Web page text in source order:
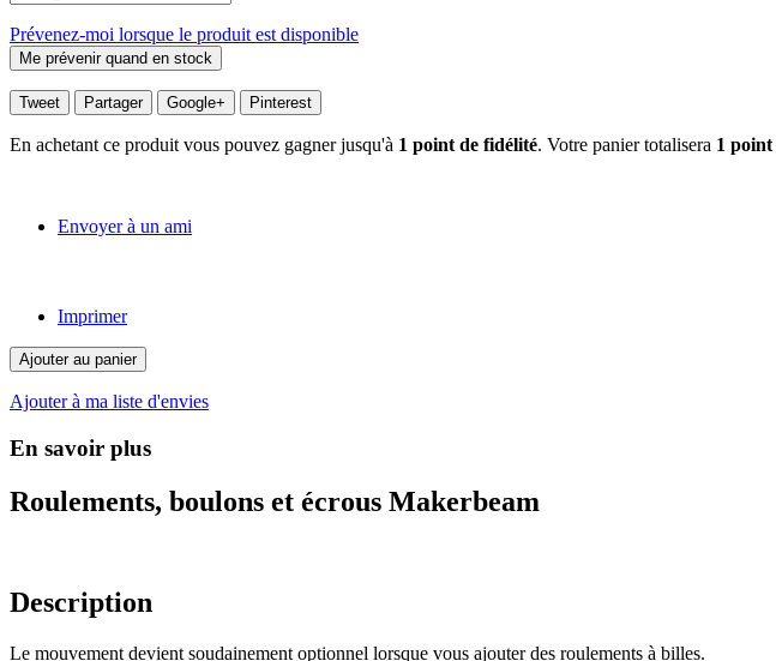
Prévenez-moi lorsque le produit est disponible
Tweet Partager Google+ Pinterest
En achetant ce produit vous pouvez gagner jusqu'à 1 point de fidélité. Votre panier totalisera 1 point
Envoyer à un ami
Imprimer
Ajouter au panier
Ajouter à ma liste d'envies
En savoir plus
Roulements, boulons et écrous Makerbeam
Description
Le mouvement devient soudainement optionnel lorsque vous ajouter des roulements à billes.